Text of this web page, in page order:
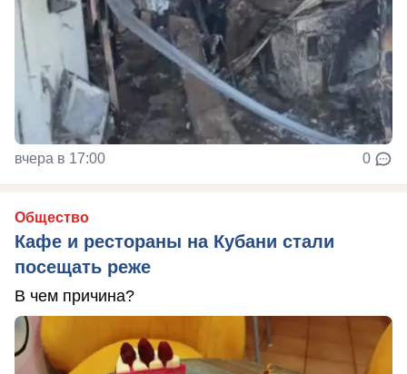
вчера в 17:00 0
Общество
Кафе и рестораны на Кубани стали
посещать реже
В чем причина?